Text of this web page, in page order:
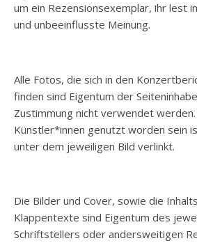
um ein Rezensionsexemplar, ihr lest
und unbeeinflusste Meinung.
Alle Fotos, die sich in den
finden sind Eigentum der
Zustimmung nicht verwendet
Künstler*innen genutzt worden sein
unter dem jeweiligen Bild verlinkt.
Die Bilder und Cover, sowie die
Klappentexte sind Eigentum des
Schriftstellers oder andersweitigen